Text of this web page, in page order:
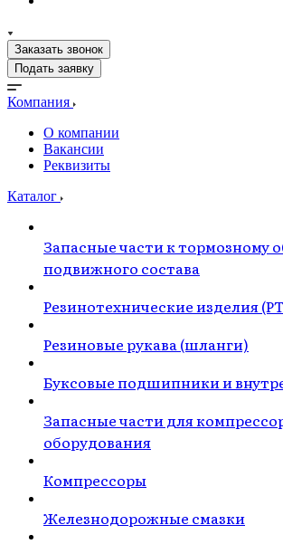
Заказать звонок
Подать заявку
Компания
О компании
Вакансии
Реквизиты
Каталог
Запасные части к тормозному
подвижного состава
Резинотехнические изделия
Резиновые рукава (шланги)
Буксовые подшипники и
Запасные части для
оборудования
Компрессоры
Железнодорожные смазки